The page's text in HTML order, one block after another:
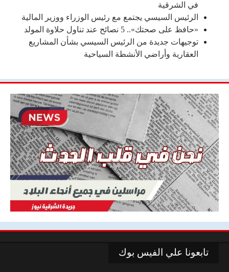
في الشرقية
الرئيس السيسي يجتمع مع رئيس الوزراء ووزير المالية
«حافظ على صحتك».. 5 نصائح عند تناول حلاوة المولد
توجيهات جديدة من الرئيس السيسي بشأن المشاريع
العقارية وأراضي الأنشطة السياحية
تابعونا علي الفيس بوك